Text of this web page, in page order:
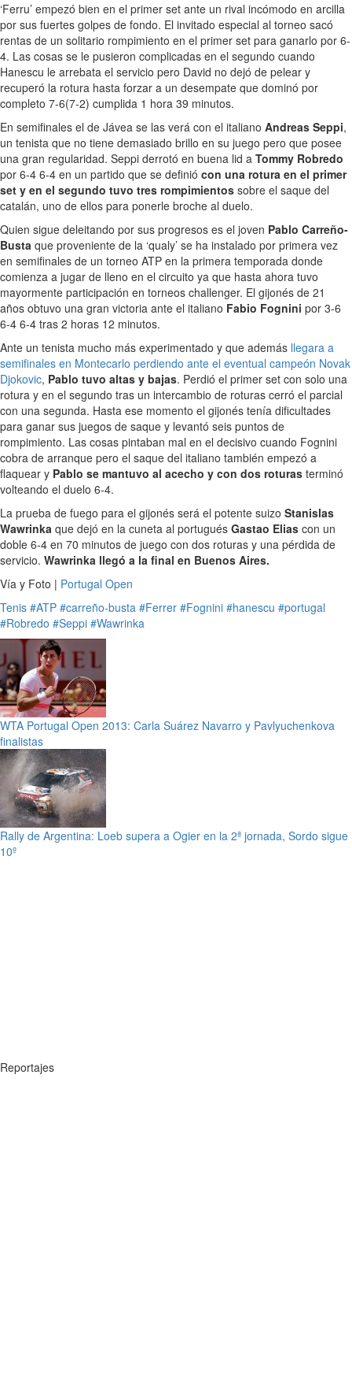
‘Ferru’ empezó bien en el primer set ante un rival incómodo en arcilla
por sus fuertes golpes de fondo. El invitado especial al torneo sacó
rentas de un solitario rompimiento en el primer set para ganarlo por 6-
4. Las cosas se le pusieron complicadas en el segundo cuando
Hanescu le arrebata el servicio pero David no dejó de pelear y
recuperó la rotura hasta forzar a un desempate que dominó por
completo 7-6(7-2) cumplida 1 hora 39 minutos.
En semifinales el de Jávea se las verá con el italiano Andreas Seppi,
un tenista que no tiene demasiado brillo en su juego pero que posee
una gran regularidad. Seppi derrotó en buena lid a Tommy Robredo
por 6-4 6-4 en un partido que se definió con una rotura en el primer
set y en el segundo tuvo tres rompimientos sobre el saque del
catalán, uno de ellos para ponerle broche al duelo.
Quien sigue deleitando por sus progresos es el joven Pablo Carreño-
Busta que proveniente de la ‘qualy’ se ha instalado por primera vez
en semifinales de un torneo ATP en la primera temporada donde
comienza a jugar de lleno en el circuito ya que hasta ahora tuvo
mayormente participación en torneos challenger. El gijonés de 21
años obtuvo una gran victoria ante el italiano Fabio Fognini por 3-6
6-4 6-4 tras 2 horas 12 minutos.
Ante un tenista mucho más experimentado y que además llegara a
semifinales en Montecarlo perdiendo ante el eventual campeón Novak
Djokovic, Pablo tuvo altas y bajas. Perdió el primer set con solo una
rotura y en el segundo tras un intercambio de roturas cerró el parcial
con una segunda. Hasta ese momento el gijonés tenía dificultades
para ganar sus juegos de saque y levantó seis puntos de
rompimiento. Las cosas pintaban mal en el decisivo cuando Fognini
cobra de arranque pero el saque del italiano también empezó a
flaquear y Pablo se mantuvo al acecho y con dos roturas terminó
volteando el duelo 6-4.
La prueba de fuego para el gijonés será el potente suizo Stanislas
Wawrinka que dejó en la cuneta al portugués Gastao Elias con un
doble 6-4 en 70 minutos de juego con dos roturas y una pérdida de
servicio. Wawrinka llegó a la final en Buenos Aires.
Vía y Foto | Portugal Open
Tenis #ATP #carreño-busta #Ferrer #Fognini #hanescu #portugal
#Robredo #Seppi #Wawrinka
WTA Portugal Open 2013: Carla Suárez Navarro y Pavlyuchenkova
finalistas
Rally de Argentina: Loeb supera a Ogier en la 2ª jornada, Sordo sigue
10º
Reportajes